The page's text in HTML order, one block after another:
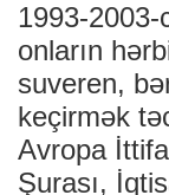
1993-
onların
suveren,
keçirmək
Avropa
Şurası,